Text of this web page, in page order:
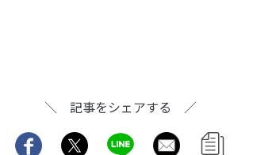
＼ 記事をシェアする ／